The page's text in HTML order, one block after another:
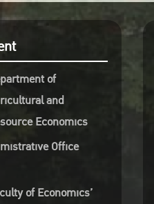
of
and
Economics
Office
of Economics’